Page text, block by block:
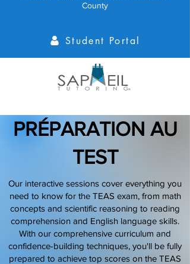
County
Student Portal
(888) 509-1067
contact@sapneiltutoring.com
PRÉPARATION AU
TEST
Our interactive sessions cover everything you
need to know for the TEAS exam, from math
concepts and scientific reasoning to reading
comprehension and English language skills.
With our comprehensive curriculum and
confidence-building techniques, you'll be fully
prepared to achieve top scores on the TEAS